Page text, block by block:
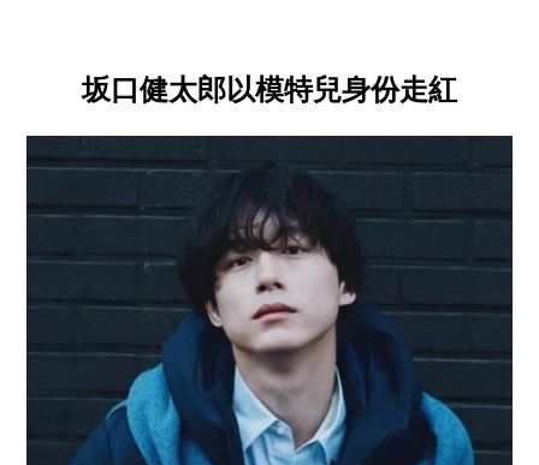
坂口健太郎以模特兒身份走紅